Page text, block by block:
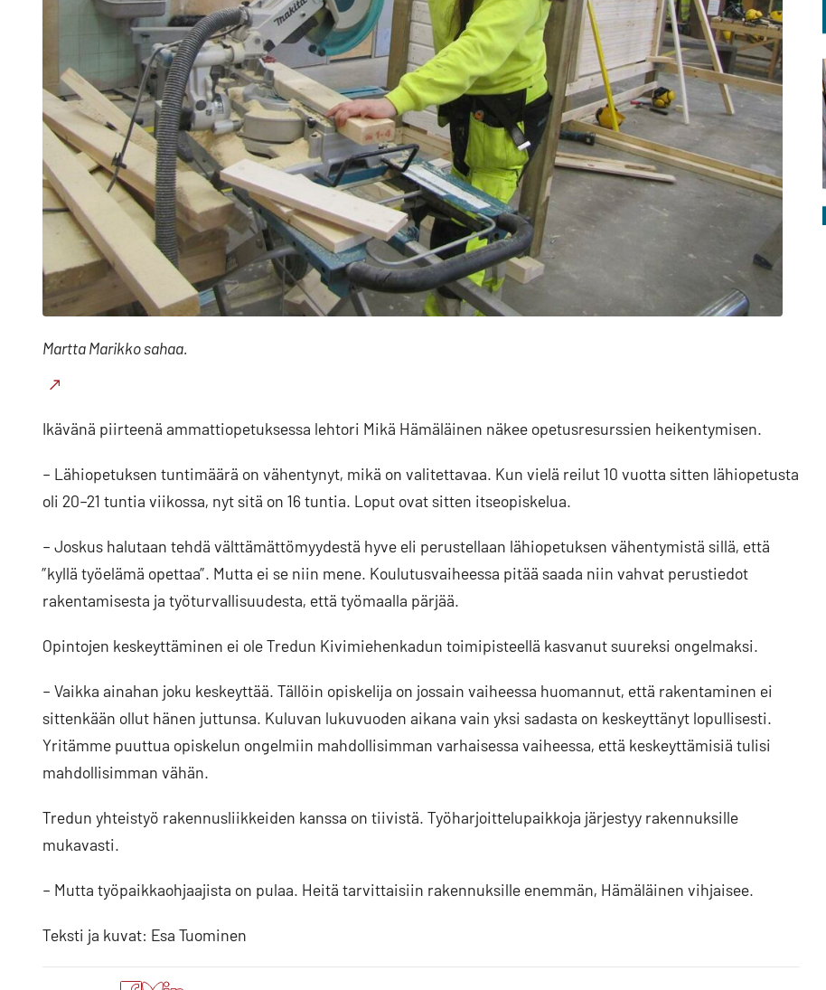
Martta Marikko sahaa.
Ikävänä piirteenä ammattiopetuksessa lehtori Mikä Hämäläinen näkee opetusresurssien heikentymisen.
– Lähiopetuksen tuntimäärä on vähentynyt, mikä on valitettavaa. Kun vielä reilut 10 vuotta sitten lähiopetusta
oli 20–21 tuntia viikossa, nyt sitä on 16 tuntia. Loput ovat sitten itseopiskelua.
– Joskus halutaan tehdä välttämättömyydestä hyve eli perustellaan lähiopetuksen vähentymistä sillä, että
”kyllä työelämä opettaa”. Mutta ei se niin mene. Koulutusvaiheessa pitää saada niin vahvat perustiedot
rakentamisesta ja työturvallisuudesta, että työmaalla pärjää.
Opintojen keskeyttäminen ei ole Tredun Kivimiehenkadun toimipisteellä kasvanut suureksi ongelmaksi.
– Vaikka ainahan joku keskeyttää. Tällöin opiskelija on jossain vaiheessa huomannut, että rakentaminen ei
sittenkään ollut hänen juttunsa. Kuluvan lukuvuoden aikana vain yksi sadasta on keskeyttänyt lopullisesti.
Yritämme puuttua opiskelun ongelmiin mahdollisimman varhaisessa vaiheessa, että keskeyttämisiä tulisi
mahdollisimman vähän.
Tredun yhteistyö rakennusliikkeiden kanssa on tiivistä. Työharjoittelupaikkoja järjestyy rakennuksille
mukavasti.
– Mutta työpaikkaohjaajista on pulaa. Heitä tarvittaisiin rakennuksille enemmän, Hämäläinen vihjaisee.
Teksti ja kuvat: Esa Tuominen